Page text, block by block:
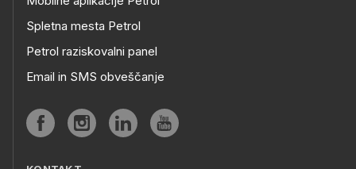
Spletna mesta Petrol
Petrol raziskovalni panel
Email in SMS obveščanje